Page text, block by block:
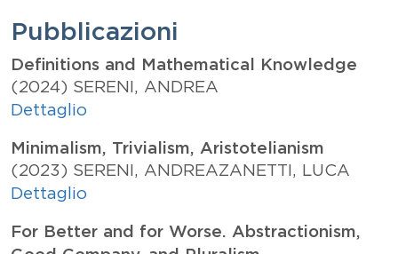
Pubblicazioni
Definitions and Mathematical Knowledge
(2024) SERENI, ANDREA
Dettaglio
Minimalism, Trivialism, Aristotelianism
(2023) SERENI, ANDREAZANETTI, LUCA
Dettaglio
For Better and for Worse. Abstractionism,